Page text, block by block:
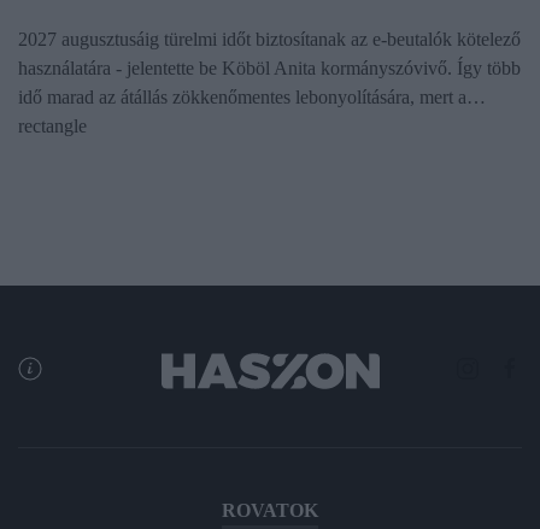
2027 augusztusáig türelmi időt biztosítanak az e-beutalók kötelező
használatára - jelentette be Köböl Anita kormányszóvivő. Így több
idő marad az átállás zökkenőmentes lebonyolítására, mert a…
rectangle
ROVATOK